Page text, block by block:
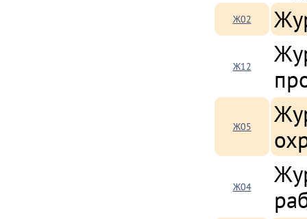
Ж02
Ж12
Ж05
Ж04